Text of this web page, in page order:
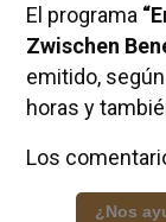
El programa
Zwischen
emitido, según
horas y
Los
¿Nos